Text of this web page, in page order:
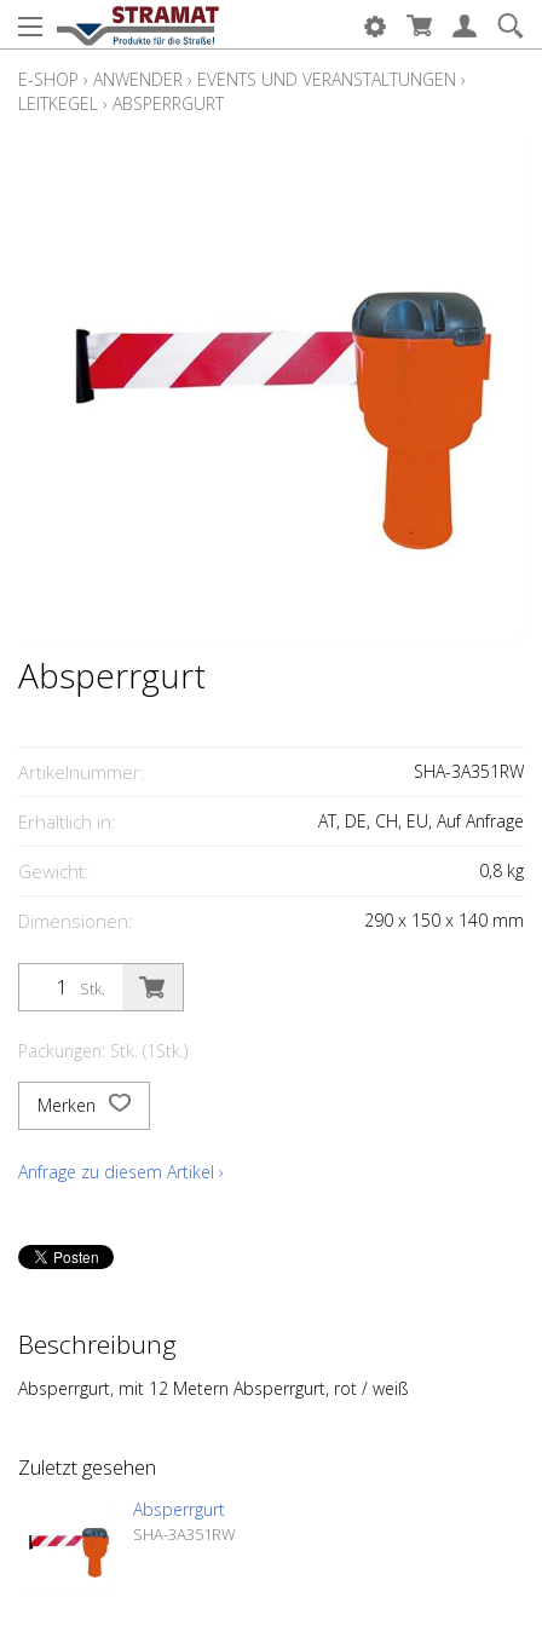
E-SHOP › ANWENDER › EVENTS UND VERANSTALTUNGEN ›
LEITKEGEL › ABSPERRGURT
Absperrgurt
Artikelnummer: SHA-3A351RW
Erhältlich in: AT, DE, CH, EU, Auf Anfrage
Gewicht: 0,8 kg
Dimensionen: 290 x 150 x 140 mm
Stk.
Packungen: Stk. (1Stk.)
Merken
Anfrage zu diesem Artikel ›
Beschreibung
Absperrgurt, mit 12 Metern Absperrgurt, rot / weiß
Zuletzt gesehen
Absperrgurt
SHA-3A351RW